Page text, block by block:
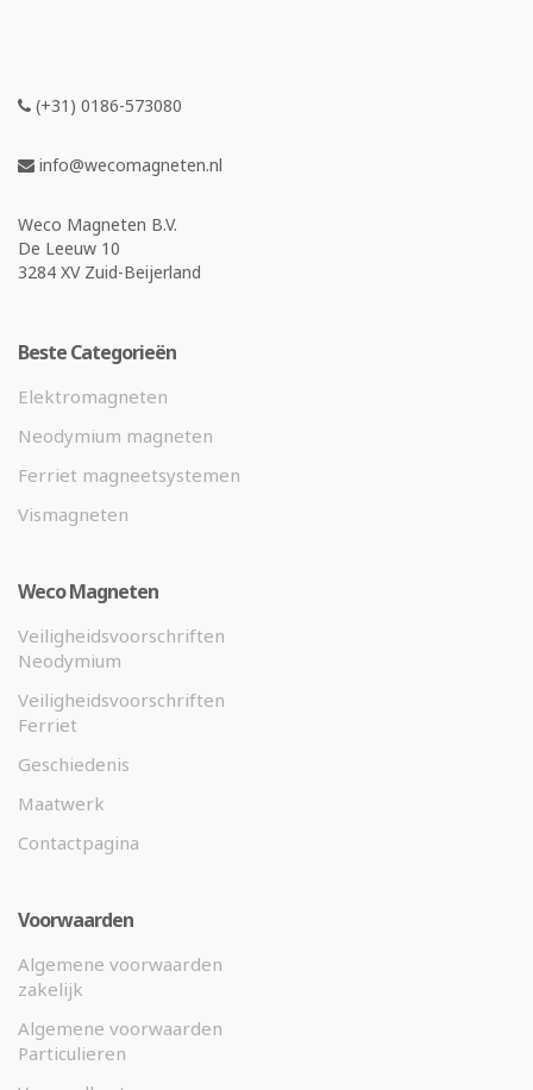
(+31) 0186-573080
info@wecomagneten.nl
Weco Magneten B.V.
De Leeuw 10
3284 XV Zuid-Beijerland
Beste Categorieën
Elektromagneten
Neodymium magneten
Ferriet magneetsystemen
Vismagneten
Weco Magneten
Veiligheidsvoorschriften
Neodymium
Veiligheidsvoorschriften
Ferriet
Geschiedenis
Maatwerk
Contactpagina
Voorwaarden
Algemene voorwaarden
zakelijk
Algemene voorwaarden
Particulieren